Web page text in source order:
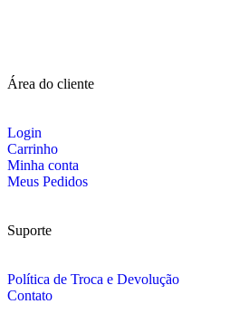
Área do cliente
Login
Carrinho
Minha conta
Meus Pedidos
Suporte
Política de Troca e Devolução
Contato